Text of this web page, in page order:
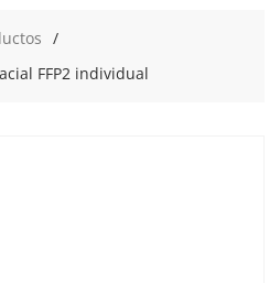
FFP2 individual